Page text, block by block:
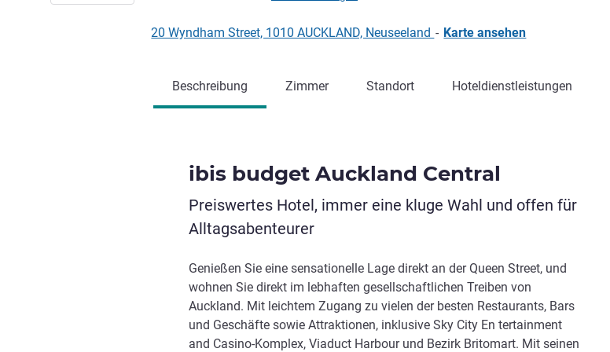
20 Wyndham Street, 1010 AUCKLAND, Neuseeland - Karte ansehen
Beschreibung Zimmer Standort Hoteldienstleistungen
ibis budget Auckland Central
Preiswertes Hotel, immer eine kluge Wahl und offen für
Alltagsabenteurer
Genießen Sie eine sensationelle Lage direkt an der Queen Street, und
wohnen Sie direkt im lebhaften gesellschaftlichen Treiben von
Auckland. Mit leichtem Zugang zu vielen der besten Restaurants, Bars
und Geschäfte sowie Attraktionen, inklusive Sky City En tertainment
and Casino-Komplex, Viaduct Harbour und Bezirk Britomart. Mit seinen